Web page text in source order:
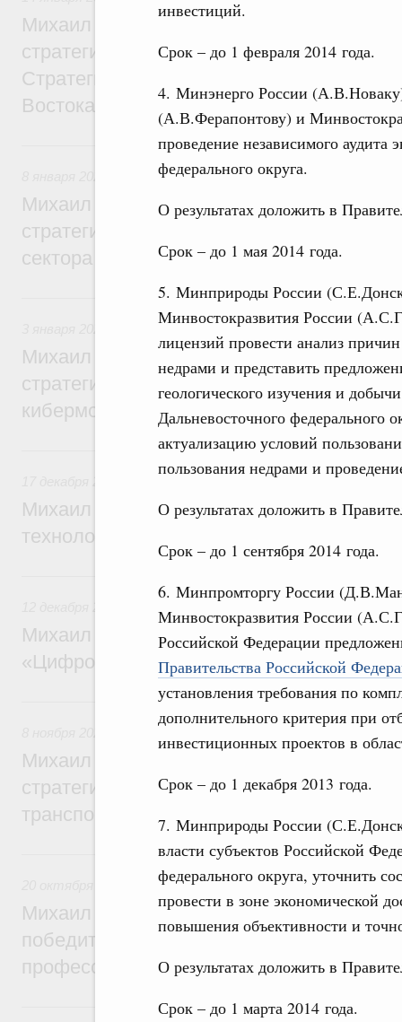
инвестиций.
Срок – до 1 февраля 2014 года.
4. Минэнерго России
(А.В.Ферапонтову) и
проведение независимого аудита
федерального округа.
О результатах доложить в
Срок – до 1 мая 2014 года.
5. Минприроды России
Минвостокразвития России
лицензий провести анализ
недрами и представить
геологического изучения и
Дальневосточного федерального
актуализацию условий
пользования недрами и
О результатах доложить в
Срок – до 1 сентября 2014 года.
6. Минпромторгу России
Минвостокразвития России
Российской Федерации
Правительства Российской
установления требования по
дополнительного критерия при
инвестиционных проектов в
Срок – до 1 декабря 2013 года.
7. Минприроды России
власти субъектов Российской
федерального округа, уточнить
провести в зоне экономической
повышения объективности и
О результатах доложить в
Срок – до 1 марта 2014 года.
Михаил Мишустин дал поручения по
стратегической сессии, посвящённой
Стратегии социально-экономического
Востока
8 января, четверг
Общие вопросы агропромышленного
Михаил Мишустин дал поручения по
стратегической сессии о развитии
сектора
3 января, суббота
Информационная безопасность
Михаил Мишустин дал поручения по
стратегической сессии, посвящённой
кибермошенничеством
17 декабря 2025, среда
Технологическое развитие. Инновации
Михаил Мишустин дал поручения по
технологической политики
Михаил Мишустин дал поручения по
«Цифровые решения»
8 ноября 2025, суббота
Михаил Мишустин дал поручения по
стратегической сессии о развитии
транспортного сообщения
20 октября 2025, понедельник
Профессиональные квалификации
Михаил Мишустин дал поручения по
победителями и призёрами
профессионального мастерства
16 октября 2025, четверг